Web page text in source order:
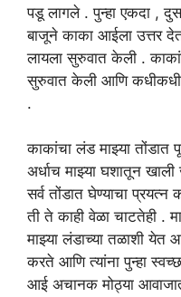
पडू लागले . पुन्हा एकदा ,
बाजूने काका आईला उत्तर
लायला सुरुवात केली .
सुरुवात केली आणि कधीकधी
.
काकांचालंडमाझ्यातोंडात
अर्धाचमाझ्याघशातूनखाली
सर्व तोंडात घेण्याचा प्रयत्न
ती ते काही वेळा चाटतेही .
माझ्या लंडाच्या तळाशी
करते आणि त्यांना पुन्हा
आई अचानक मोठ्या